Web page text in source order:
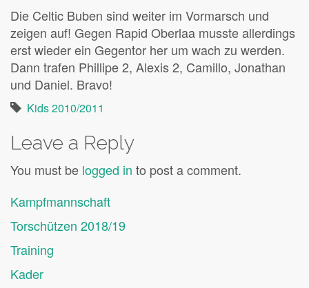
Die Celtic Buben sind weiter im Vormarsch und
zeigen auf! Gegen Rapid Oberlaa musste allerdings
erst wieder ein Gegentor her um wach zu werden.
Dann trafen Phillipe 2, Alexis 2, Camillo, Jonathan
und Daniel. Bravo!
Kids 2010/2011
Leave a Reply
You must be logged in to post a comment.
Kampfmannschaft
Torschützen 2018/19
Training
Kader